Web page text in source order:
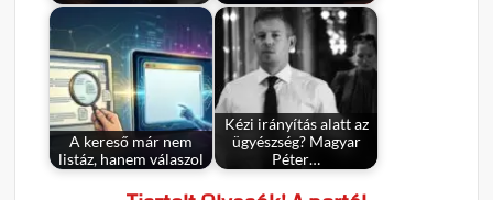
A kereső már nem
listáz, hanem válaszol
Kézi irányítás alatt az
ügyészség? Magyar
Péter…